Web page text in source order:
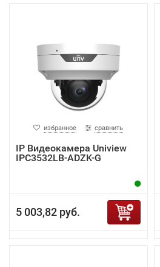
избранное сравнить
IP Видеокамера Uniview
IPC3532LB-ADZK-G
5 003,82 руб.